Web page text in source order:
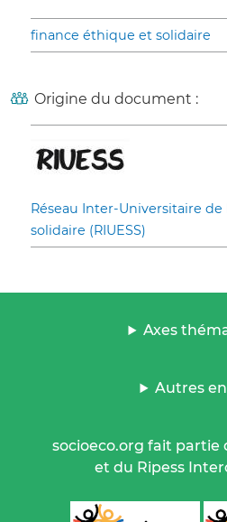
finance éthique et solidaire
Origine du document :
Réseau Inter-Universitaire de
solidaire (RIUESS)
Axes
Autres
socioeco.org fait partie
et du Ripess